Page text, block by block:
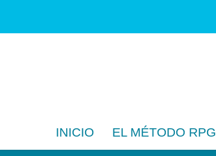
INICIO EL MÉTODO RPG